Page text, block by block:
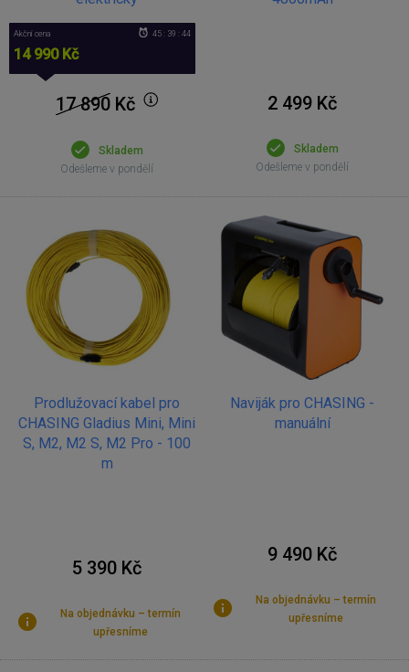
Akční cena
14 990 Kč
45 : 39 : 44
17 890Kč
Skladem
Odešleme v pondělí
2 499 Kč
Skladem
Odešleme v pondělí
Prodlužovací kabel pro
CHASING Gladius Mini, Mini
S, M2, M2 S, M2 Pro - 100
m
5 390 Kč
Na objednávku – termín
upřesníme
Naviják pro CHASING -
manuální
9 490 Kč
Na objednávku – termín
upřesníme